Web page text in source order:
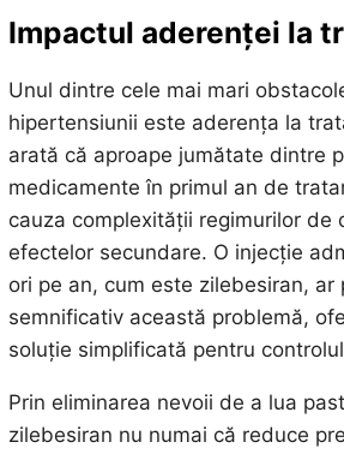
Impactul aderenței la
Unul dintre cele mai mari
hipertensiunii este aderența la
arată că aproape jumătate dintre
medicamente în primul an de
cauza complexității regimurilor de
efectelor secundare. O injecție
ori pe an, cum este zilebesiran, ar
semnificativ această problemă,
soluție simplificată pentru
Prin eliminarea nevoii de a lua
zilebesiran nu numai că reduce